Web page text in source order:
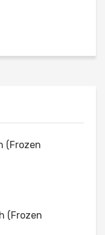
(Frozen
(Frozen